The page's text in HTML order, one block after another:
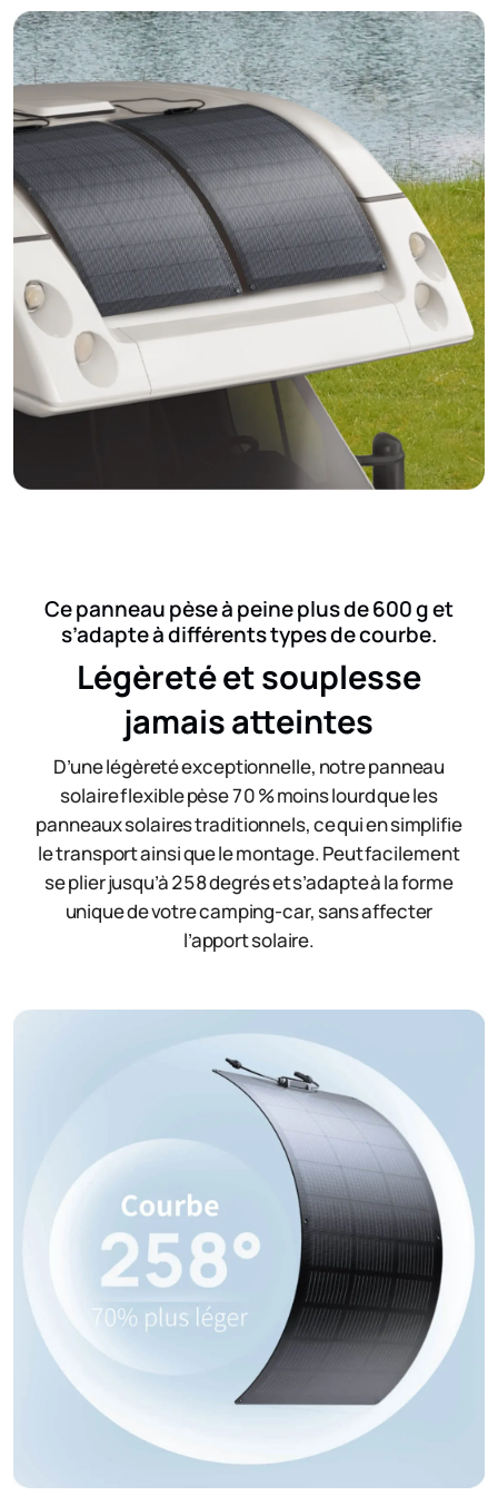
Ce panneau ​pèse à peine plus de 600 g ​et
s’adapte à différents types de courbe.
Légèreté et souplesse
jamais atteintes
D’une légèreté exceptionnelle, notre panneau
solaire flexible pèse 70 % moins lourd que les
panneaux solaires traditionnels, ce qui en simplifie
le transport ainsi que le montage. Peut facilement
se plier jusqu’à 258 degrés et s’adapte à la forme
unique de votre camping-car, sans affecter
l’apport solaire.